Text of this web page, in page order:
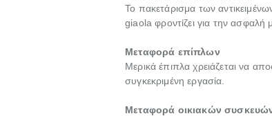
Το πακετάρισμα των
giaola φροντίζει για την ασφαλή
Μεταφορά επίπλων
Μερικά έπιπλα χρειάζεται να
συγκεκριμένη εργασία.
Μεταφορά οικιακών